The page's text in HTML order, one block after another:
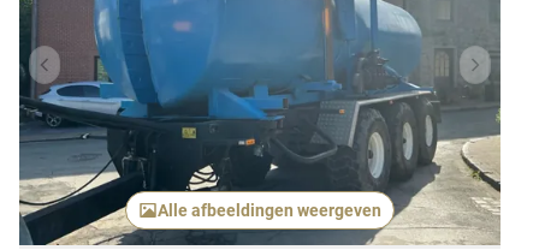
Vorig item
Alle afbeeldingen weergeven